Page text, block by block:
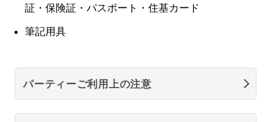
証・保険証・パスポート・住基カード
筆記用具
パーティーご利用上の注意